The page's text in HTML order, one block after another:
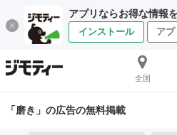
アプリならお得な情報
インストール アプ
全国
「磨き」の広告の無料掲載